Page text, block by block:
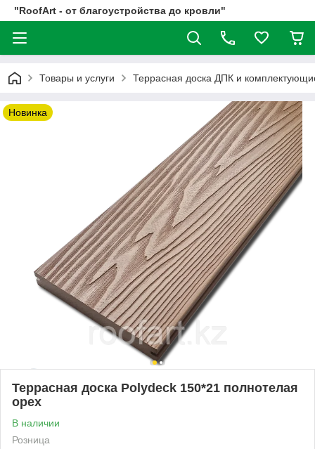
"RoofArt - от благоустройства до кровли"
Товары и услуги Террасная доска ДПК и
Новинка
Террасная доска Polydeck 150*21 полнотелая
орех
В наличии
Розница